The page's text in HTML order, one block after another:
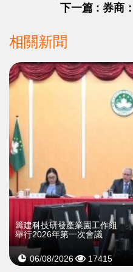
下一篇 : 券商
相關新聞
籌建科技研發產業園工作組
舉行2026年第一次會議
06/08/2026 17415